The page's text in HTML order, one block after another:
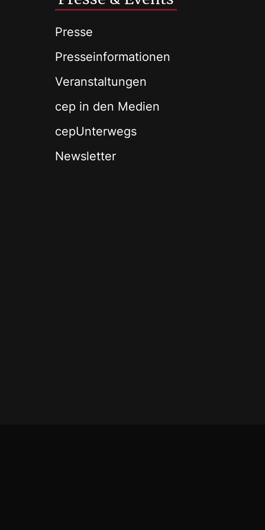
Presse
Presseinformationen
Veranstaltungen
cep in den Medien
cepUnterwegs
Newsletter